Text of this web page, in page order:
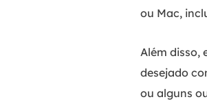
ou Mac,
Além disso,
desejado
ou alguns